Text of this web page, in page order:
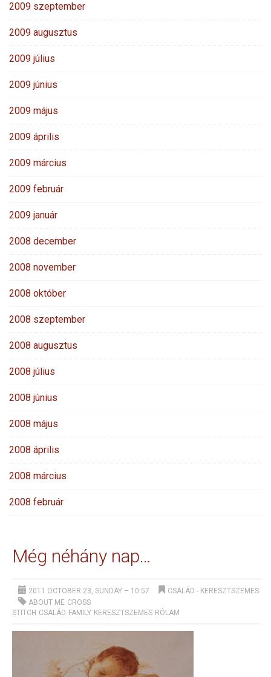
2009 szeptember
2009 augusztus
2009 július
2009 június
2009 május
2009 április
2009 március
2009 február
2009 január
2008 december
2008 november
2008 október
2008 szeptember
2008 augusztus
2008 július
2008 június
2008 május
2008 április
2008 március
2008 február
Még néhány nap…
2011 OCTOBER 23, SUNDAY – 10:57 CSALÁD - KERESZTSZEMES
ABOUT ME CROSS
STITCH CSALÁD FAMILY KERESZTSZEMES RÓLAM